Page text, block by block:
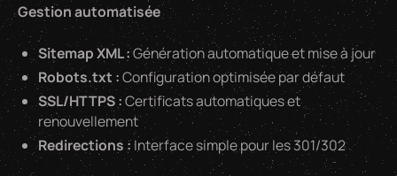
Gestion automatisée
Sitemap XML :Génération automatique et mise à jour
Robots.txt :Configuration optimisée par défaut
SSL/HTTPS :Certificats automatiques et
renouvellement
Redirections :Interface simple pour les 301/302